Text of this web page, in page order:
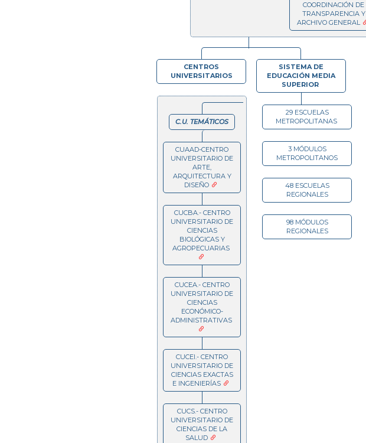
COORDINACIÓN DE
TRANSPARENCIA Y
ARCHIVO GENERAL
CENTROS
UNIVERSITARIOS
C.U. TEMÁTICOS
CUAAD-CENTRO
UNIVERSITARIO DE
ARTE,
ARQUITECTURA Y
DISEÑO
CUCBA.- CENTRO
UNIVERSITARIO DE
CIENCIAS
BIOLÓGICAS Y
AGROPECUARIAS
CUCEA.- CENTRO
UNIVERSITARIO DE
CIENCIAS
ECONÓMICO-
ADMINISTRATIVAS
CUCEI.- CENTRO
UNIVERSITARIO DE
CIENCIAS EXACTAS
E INGENIERÍAS
CUCS.- CENTRO
UNIVERSITARIO DE
CIENCIAS DE LA
SALUD
SISTEMA DE
EDUCACIÓN MEDIA
SUPERIOR
29 ESCUELAS
METROPOLITANAS
3 MÓDULOS
METROPOLITANOS
48 ESCUELAS
REGIONALES
98 MÓDULOS
REGIONALES